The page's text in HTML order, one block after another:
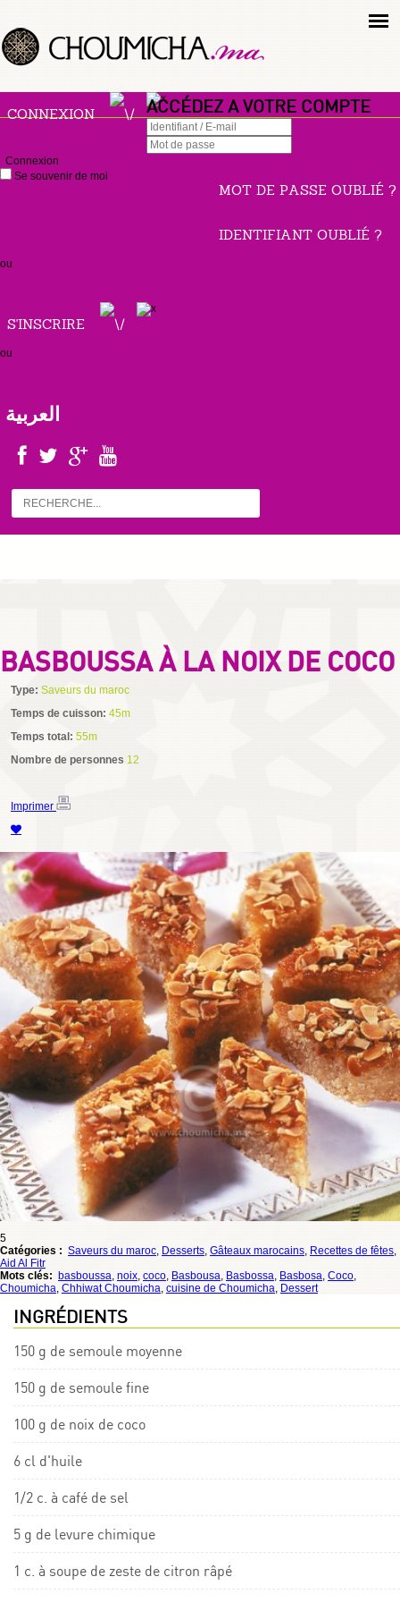
CONNEXION ACCÉDEZ A VOTRE COMPTE
Connexion
Se souvenir de moi
MOT DE PASSE OUBLIÉ ?
IDENTIFIANT OUBLIÉ ?
ou
S'INSCRIRE
ou
العربية
BASBOUSSA À LA NOIX DE COCO
Type: Saveurs du maroc
Temps de cuisson: 45m
Temps total: 55m
Nombre de personnes 12
Imprimer
5
Catégories : Saveurs du maroc, Desserts, Gâteaux marocains, Recettes de fêtes,
Aid Al Fitr
Mots clés: basboussa, noix, coco, Basbousa, Basbossa, Basbosa, Coco,
Choumicha, Chhiwat Choumicha, cuisine de Choumicha, Dessert
INGRÉDIENTS
150 g de semoule moyenne
150 g de semoule fine
100 g de noix de coco
6 cl d'huile
1/2 c. à café de sel
5 g de levure chimique
1 c. à soupe de zeste de citron râpé